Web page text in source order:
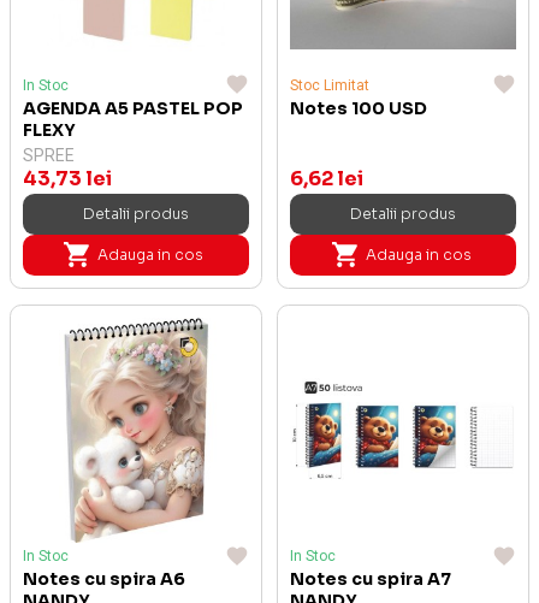
In Stoc
AGENDA A5 PASTEL POP
FLEXY
SPREE
43,73 lei
Detalii produs
Adauga in cos
Stoc Limitat
Notes 100 USD
6,62 lei
Detalii produs
Adauga in cos
In Stoc
Notes cu spira A6
In Stoc
Notes cu spira A7